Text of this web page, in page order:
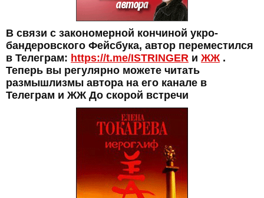
В связи с закономерной кончиной укро-
бандеровского Фейсбука, автор переместился
в Телеграм: https://t.me/ISTRINGER и ЖЖ.
Теперь вы регулярно можете читать
размышлизмы автора на его канале в
Телеграм и ЖЖ До скорой встречи